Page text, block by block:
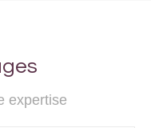
expertise